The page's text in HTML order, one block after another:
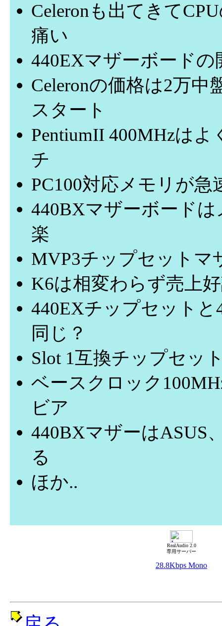
Celeronも出てきて
痛い
440EXマザーボード
Celeronの価格は2万
スタート
PentiumII 400MHzは
チ
PC100対応メモリが急
440BXマザーボード
楽
MVP3チップセットマ
K6は相変わらず売上
440EXチップセット
同じ？
Slot 1互換チップセッ
ベースクロック
ビア
440BXマザーはASUS
る
ほか..
RealAudio 2.0
専用サーバー
28.8Kbps Mono